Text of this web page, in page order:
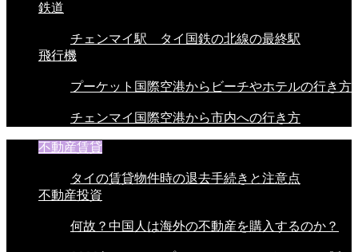
鉄道
チェンマイ駅 タイ国鉄の北線の最終駅
飛行機
プーケット国際空港からビーチやホテルの行き方
チェンマイ国際空港から市内への行き方
不動産賃貸
タイの賃貸物件時の退去手続きと注意点
不動産投資
何故？中国人は海外の不動産を購入するのか？